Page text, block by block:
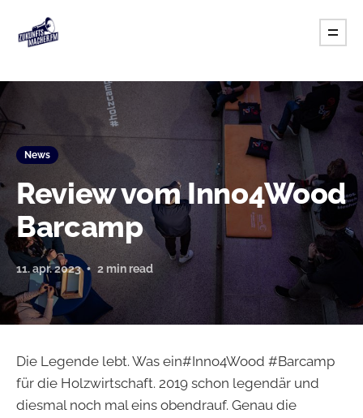
News
Review vom Inno4Wood
Barcamp
11. apr. 2023 2 min read
Die Legende lebt. Was ein#Inno4Wood #Barcamp
für die Holzwirtschaft. 2019 schon legendär und
diesmal noch mal eins obendrauf. Genau die